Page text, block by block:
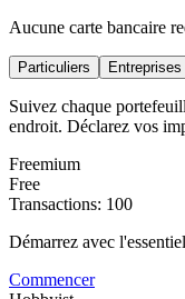
Aucune carte bancaire
Particuliers Entreprises
Suivez chaque
endroit. Déclarez vos
Freemium
Free
Transactions: 100
Démarrez avec
Commencer